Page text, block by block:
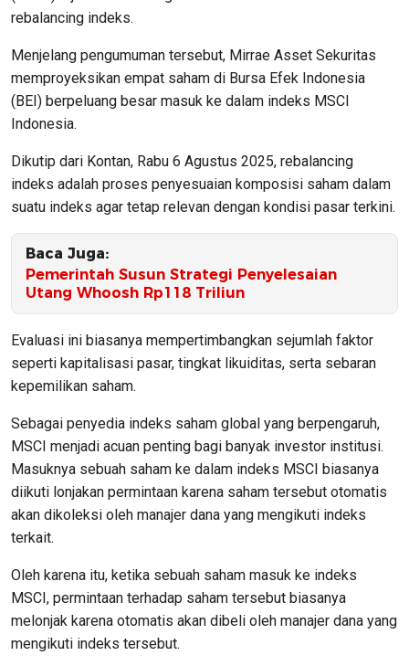
rebalancing indeks.
Menjelang pengumuman tersebut, Mirrae Asset Sekuritas
memproyeksikan empat saham di Bursa Efek Indonesia
(BEI) berpeluang besar masuk ke dalam indeks MSCI
Indonesia.
Dikutip dari Kontan, Rabu 6 Agustus 2025, rebalancing
indeks adalah proses penyesuaian komposisi saham dalam
suatu indeks agar tetap relevan dengan kondisi pasar terkini.
Baca Juga:
Pemerintah Susun Strategi Penyelesaian
Utang Whoosh Rp118 Triliun
Evaluasi ini biasanya mempertimbangkan sejumlah faktor
seperti kapitalisasi pasar, tingkat likuiditas, serta sebaran
kepemilikan saham.
Sebagai penyedia indeks saham global yang berpengaruh,
MSCI menjadi acuan penting bagi banyak investor institusi.
Masuknya sebuah saham ke dalam indeks MSCI biasanya
diikuti lonjakan permintaan karena saham tersebut otomatis
akan dikoleksi oleh manajer dana yang mengikuti indeks
terkait.
Oleh karena itu, ketika sebuah saham masuk ke indeks
MSCI, permintaan terhadap saham tersebut biasanya
melonjak karena otomatis akan dibeli oleh manajer dana yang
mengikuti indeks tersebut.